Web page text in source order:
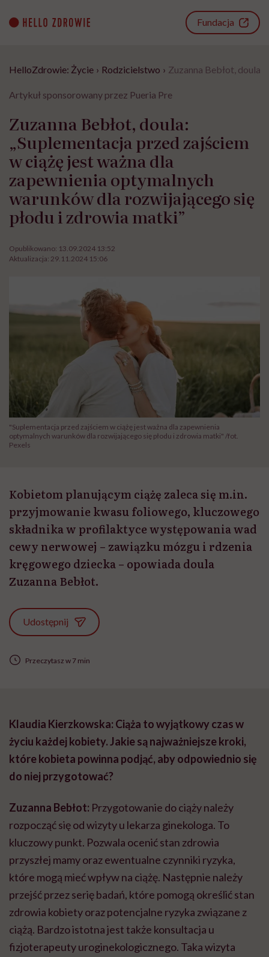
content
Fundacja
HelloZdrowie: Życie › Rodzicielstwo › Zuzanna Bebłot, doula:
Artykuł sponsorowany przez Pueria Pre
Zuzanna Bebłot, doula:
„Suplementacja przed zajściem
w ciążę jest ważna dla
zapewnienia optymalnych
warunków dla rozwijającego się
płodu i zdrowia matki”
Opublikowano: 13.09.2024 13:52
Aktualizacja: 29.11.2024 15:06
"Suplementacja przed zajściem w ciążę jest ważna dla zapewnienia
optymalnych warunków dla rozwijającego się płodu i zdrowia matki" /fot.
Pexels
Kobietom planującym ciążę zaleca się m.in.
przyjmowanie kwasu foliowego, kluczowego
składnika w profilaktyce występowania wad
cewy nerwowej – zawiązku mózgu i rdzenia
kręgowego dziecka – opowiada doula
Zuzanna Bebłot.
Udostępnij
Przeczytasz w 7 min
Klaudia Kierzkowska: Ciąża to wyjątkowy czas w
życiu każdej kobiety. Jakie są najważniejsze kroki,
które kobieta powinna podjąć, aby odpowiednio się
do niej przygotować?
Zuzanna Bebłot: Przygotowanie do ciąży należy
rozpocząć się od wizyty u lekarza ginekologa. To
kluczowy punkt. Pozwala ocenić stan zdrowia
przyszłej mamy oraz ewentualne czynniki ryzyka,
które mogą mieć wpływ na ciążę. Następnie należy
przejść przez serię badań, które pomogą określić stan
zdrowia kobiety oraz potencjalne ryzyka związane z
ciążą. Bardzo istotna jest także konsultacja u
fizjoterapeuty uroginekologicznego. Taka wizyta